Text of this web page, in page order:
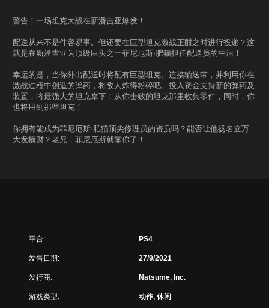
警告！一场坦克大战在新潘吉亚爆发！
配送从来不是件容易事。但还要在巨型坦克激战正酣之时进行投递？这
就是在新潘吉亚为顶级巨头之一菲尼厄斯·肥猫担任配送员的生活！
幸运的是，当你外出配送时将配有巨型坦克。连接输送带，并利用你在
激战过程中创造的弹药，将敌人炸得粉碎吧。投入资金支持新的弹药及
装置，将最强大的坦克拿下！从你击败的坦克那里收集零件，同时，你
也将用到那些坦克！
你拥有能成为菲尼厄斯·肥猫顶尖修理员的资质吗？能否让他扬名立万
大发横财？老兄，菲尼厄斯就靠你了！
平台: PS4
发售日期: 27/9/2021
发行商: Natsume, Inc.
游戏类型: 动作, 休闲